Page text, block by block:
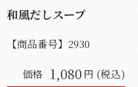
和風だしスープ
【商品番号】 2930
価格 1,080 円 (税込)